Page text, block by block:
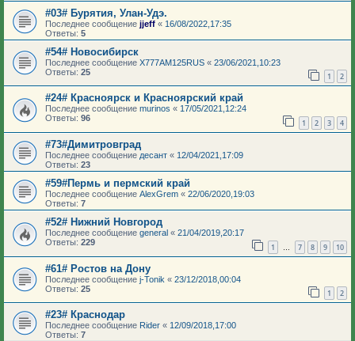
#03# Бурятия, Улан-Удэ.
Последнее сообщение jjeff « 16/08/2022,17:35
Ответы: 5
#54# Новосибирск
Последнее сообщение X777AM125RUS « 23/06/2021,10:23
Ответы: 25 1 2
#24# Красноярск и Красноярский край
Последнее сообщение murinos « 17/05/2021,12:24
Ответы: 96 1 2 3 4
#73#Димитровград
Последнее сообщение десант « 12/04/2021,17:09
Ответы: 23
#59#Пермь и пермский край
Последнее сообщение AlexGrem « 22/06/2020,19:03
Ответы: 7
#52# Нижний Новгород
Последнее сообщение general « 21/04/2019,20:17
Ответы: 229 1 … 7 8 9 10
#61# Ростов на Дону
Последнее сообщение j-Tonik « 23/12/2018,00:04
Ответы: 25 1 2
#23# Краснодар
Последнее сообщение Rider « 12/09/2018,17:00
Ответы: 7